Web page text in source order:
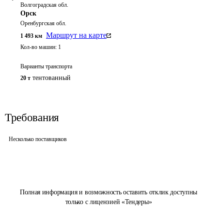
Полная информация и возможность оставить отклик доступны
только с лицензией «Тендеры»
Волгоградская обл.
Орск
Оренбургская обл.
1 493 км Маршрут на карте
Кол-во машин: 1
Варианты транспорта
20 т тентованный
Требования
Несколько поставщиков